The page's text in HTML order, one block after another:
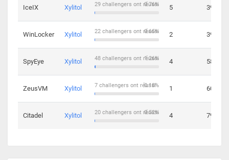
IceIX Xylitol 0.76%
29 challengers ont réussi 5 39
WinLocker Xylitol 0.65%
22 challengers ont réussi 2 39
SpyEye Xylitol 1.26%
48 challengers ont réussi 4 58
ZeusVM Xylitol 0.18%
7 challengers ont réussi 1 60
Citadel Xylitol 0.52%
20 challengers ont réussi 4 79